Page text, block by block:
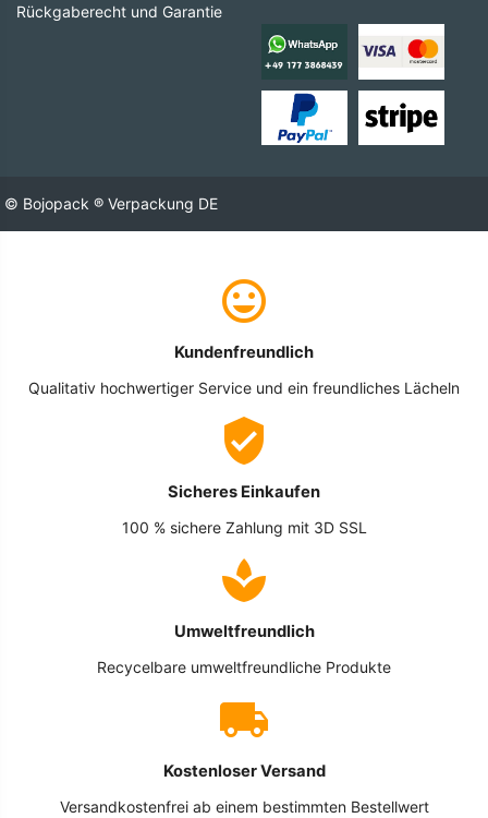
Rückgaberecht und Garantie
© Bojopack ® Verpackung DE
Kundenfreundlich
Qualitativ hochwertiger Service und ein freundliches Lächeln
Sicheres Einkaufen
100 % sichere Zahlung mit 3D SSL
Umweltfreundlich
Recycelbare umweltfreundliche Produkte
Kostenloser Versand
Versandkostenfrei ab einem bestimmten Bestellwert